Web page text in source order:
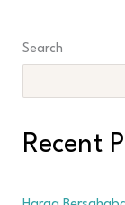
Search
Recent